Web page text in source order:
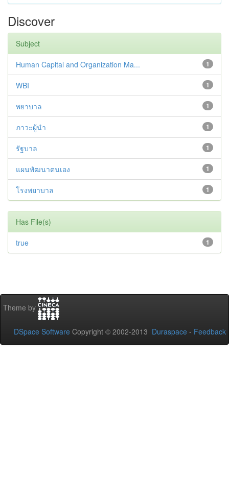
Discover
Subject
1
Human Capital and Organization Ma...
1
WBI
1
พยาบาล
1
ภาวะผู้นำ
1
รัฐบาล
1
แผนพัฒนาตนเอง
1
โรงพยาบาล
Has File(s)
1
true
Theme by
DSpace Software Copyright © 2002-2013 Duraspace - Feedback